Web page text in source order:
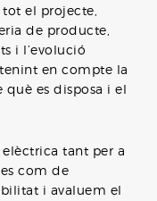
el projecte,
de producte,
i l’evolució
en compte la
què es disposa i el
tant per a
com de
i avaluem el